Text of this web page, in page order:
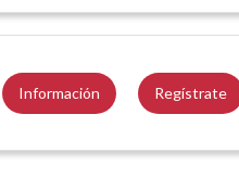
Información Regístrate